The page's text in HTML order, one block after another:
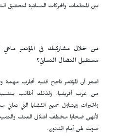
بين المنظمات والحركات النسائية لتحقيق
من خلال مشاركتك في المؤتمر
مستقبل النضال النسائي؟
اعتبر أن المؤتمر ناجح ففيه تجارب مهمة
من غرب أفريقيا، ولذلك أطالب
والخبرات ويتناول جميع القضايا التي تعاني
لأنهن ضحايا مختلف أشكال العنف
صوت لهن أمام القانون.